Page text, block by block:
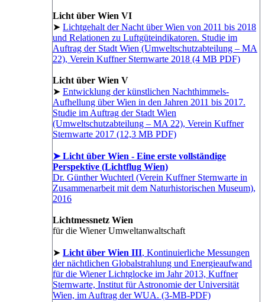
Licht über Wien VI
➤ Lichtgehalt der Nacht über Wien von 2011 bis 2018
und Relationen zu Luftgüteindikatoren. Studie im
Auftrag der Stadt Wien (Umweltschutzabteilung – MA
22), Verein Kuffner Sternwarte 2018 (4 MB PDF)
Licht über Wien V
➤ Entwicklung der künstlichen Nachthimmels-
Aufhellung über Wien in den Jahren 2011 bis 2017.
Studie im Auftrag der Stadt Wien
(Umweltschutzabteilung – MA 22), Verein Kuffner
Sternwarte 2017 (12,3 MB PDF)
➤ Licht über Wien - Eine erste vollständige
Perspektive (Lichtflug Wien)
Dr. Günther Wuchterl (Verein Kuffner Sternwarte in
Zusammenarbeit mit dem Naturhistorischen Museum),
2016
Lichtmessnetz Wien
für die Wiener Umweltanwaltschaft
➤ Licht über Wien III, Kontinuierliche Messungen
der nächtlichen Globalstrahlung und Energieaufwand
für die Wiener Lichtglocke im Jahr 2013, Kuffner
Sternwarte, Institut für Astronomie der Universität
Wien, im Auftrag der WUA. (3-MB-PDF)